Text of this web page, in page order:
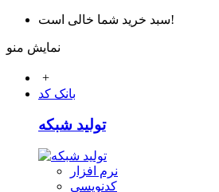
سبد خرید شما خالی است!
نمایش منو
+
بانک کد
تولید شبکه
نرم افزار
کدنویسی